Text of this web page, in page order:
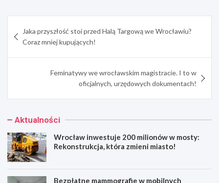
wpisu
Jaka przyszłość stoi przed Halą Targową we Wrocławiu?
Coraz mniej kupujących!
Feminatywy we wrocławskim magistracie. I to w
oficjalnych, urzędowych dokumentach!
Aktualności
Wrocław inwestuje 200 milionów w mosty:
Rekonstrukcja, która zmieni miasto!
Bezpłatne mammografie w mobilnych